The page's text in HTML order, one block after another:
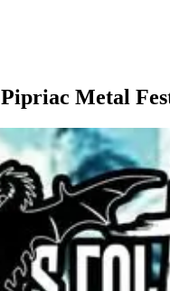
Pipriac Metal